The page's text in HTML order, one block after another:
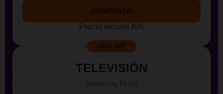
¡CONTRATA!
Precio incluye IVA
-20% OFF
TELEVISIÓN